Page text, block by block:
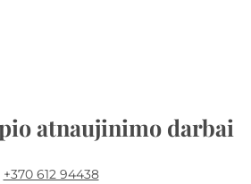
atnaujinimo darbai
+370 612 94438